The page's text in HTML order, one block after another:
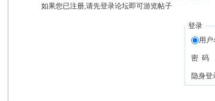
如果您已注册,请先登录论坛即可游览帖子
登录
用户
密 码
隐身登